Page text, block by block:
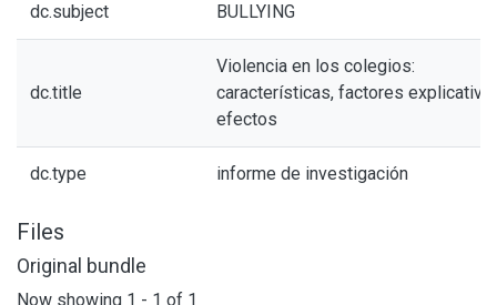
dc.subject BULLYING
dc.title
Violencia en los colegios:
características, factores
efectos
dc.type informe de investigación
Files
Original bundle
Now showing 1 - 1 of 1